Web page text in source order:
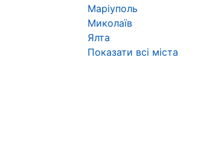
Маріуполь
Миколаїв
Ялта
Показати всі міста